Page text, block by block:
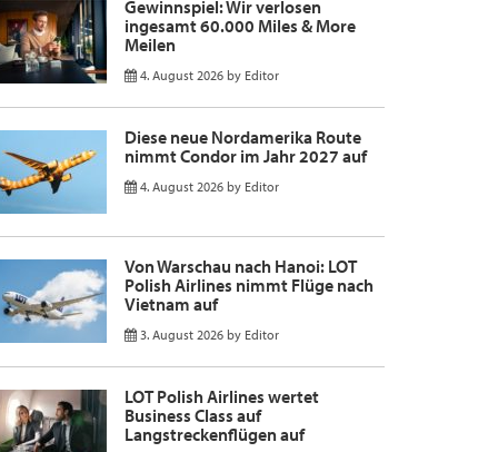
Gewinnspiel: Wir verlosen
ingesamt 60.000 Miles & More
Meilen
4. August 2026 by Editor
Diese neue Nordamerika Route
nimmt Condor im Jahr 2027 auf
4. August 2026 by Editor
Von Warschau nach Hanoi: LOT
Polish Airlines nimmt Flüge nach
Vietnam auf
3. August 2026 by Editor
LOT Polish Airlines wertet
Business Class auf
Langstreckenflügen auf